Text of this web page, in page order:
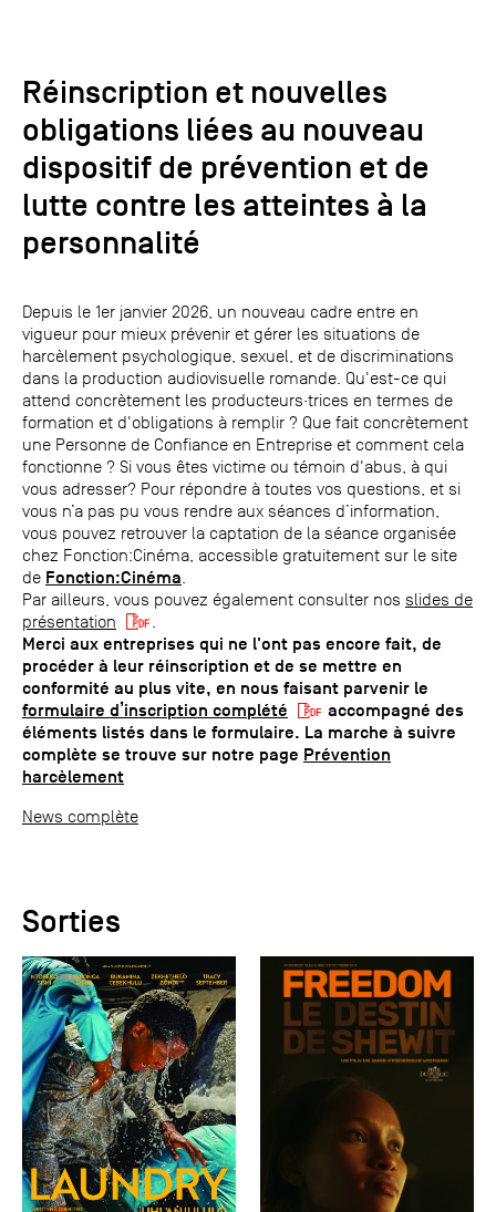
Réinscription et nouvelles
obligations liées au nouveau
dispositif de prévention et de
lutte contre les atteintes à la
personnalité
Depuis le 1er janvier 2026, un nouveau cadre entre en
vigueur pour mieux prévenir et gérer les situations de
harcèlement psychologique, sexuel, et de discriminations
dans la production audiovisuelle romande. Qu'est-ce qui
attend concrètement les producteurs·trices en termes de
formation et d'obligations à remplir ? Que fait concrètement
une Personne de Confiance en Entreprise et comment cela
fonctionne ? Si vous êtes victime ou témoin d'abus, à qui
vous adresser? Pour répondre à toutes vos questions, et si
vous n’a pas pu vous rendre aux séances d’information,
vous pouvez retrouver la captation de la séance organisée
chez Fonction:Cinéma, accessible gratuitement sur le site
de Fonction:Cinéma
Par ailleurs, vous pouvez également consulter nos slides de
présentation
Merci aux entreprises qui ne l'ont pas encore fait, de
procéder à leur réinscription et de se mettre en
conformité au plus vite, en nous faisant parvenir le
formulaire d’inscription complété
accompagné des
éléments listés dans le formulaire. La marche à suivre
complète se trouve sur notre page Prévention
harcèlement
News complète
Sorties